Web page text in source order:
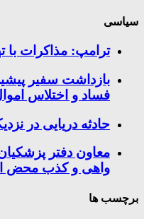
سیاسی
ترامپ: مذاکرات
بازداشت سفیر
فساد و اختلاس
حادثه دریایی در
معاون دفتر
واهی و کذب محض
برچسب ها